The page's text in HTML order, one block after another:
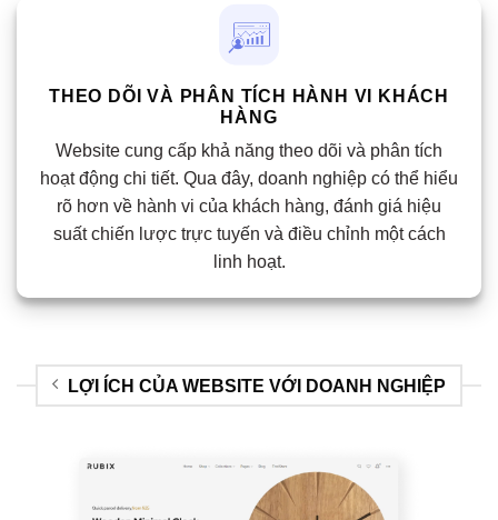
THEO DÕI VÀ PHÂN TÍCH HÀNH VI KHÁCH
HÀNG
Website cung cấp khả năng theo dõi và phân tích
hoạt động chi tiết. Qua đây, doanh nghiệp có thể hiểu
rõ hơn về hành vi của khách hàng, đánh giá hiệu
suất chiến lược trực tuyến và điều chỉnh một cách
linh hoạt.
LỢI ÍCH CỦA WEBSITE VỚI DOANH NGHIỆP